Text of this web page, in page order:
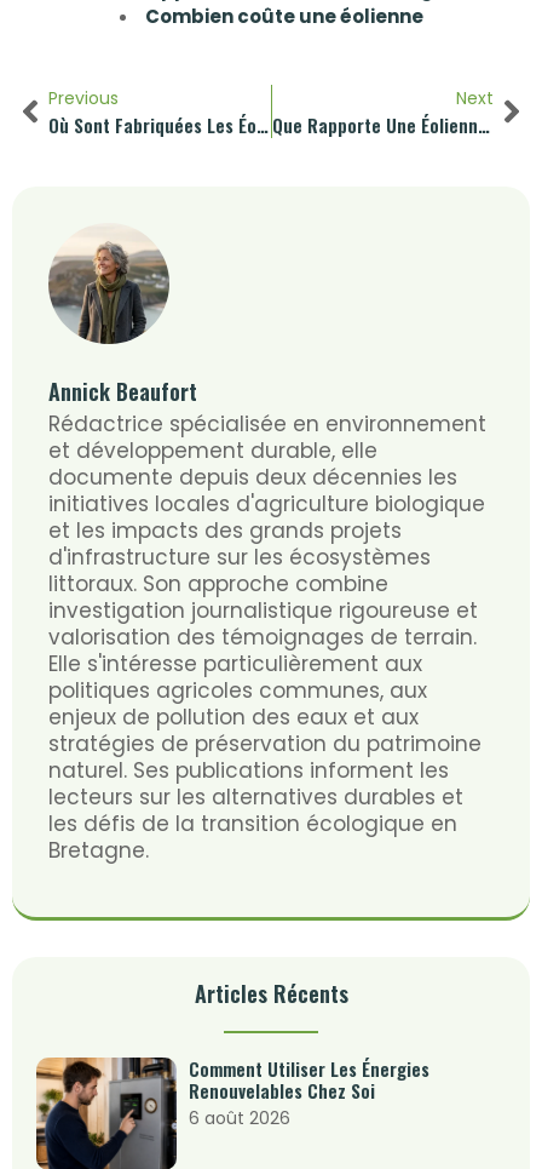
Combien coûte une éolienne
Previous
Où Sont Fabriquées Les Éoliennes Dans Le Monde
Next
Que Rapporte Une Éolienne Au Propriétaire Du Terrain
Annick Beaufort
Rédactrice spécialisée en environnement
et développement durable, elle
documente depuis deux décennies les
initiatives locales d'agriculture biologique
et les impacts des grands projets
d'infrastructure sur les écosystèmes
littoraux. Son approche combine
investigation journalistique rigoureuse et
valorisation des témoignages de terrain.
Elle s'intéresse particulièrement aux
politiques agricoles communes, aux
enjeux de pollution des eaux et aux
stratégies de préservation du patrimoine
naturel. Ses publications informent les
lecteurs sur les alternatives durables et
les défis de la transition écologique en
Bretagne.
Articles Récents
Comment Utiliser Les Énergies
Renouvelables Chez Soi
6 août 2026